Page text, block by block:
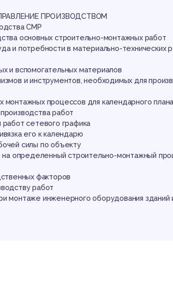
ПРОИЗВОДСТВОМ
СМР
основных строительно-монтажных работ
и потребности в материально-технических
и вспомогательных материалов
и инструментов, необходимых для
монтажных процессов для календарного плана
работ
работ сетевого графика
его к календарю
силы по объекту
на определенный строительно-монтажный
факторов
работ
монтаже инженерного оборудования зданий